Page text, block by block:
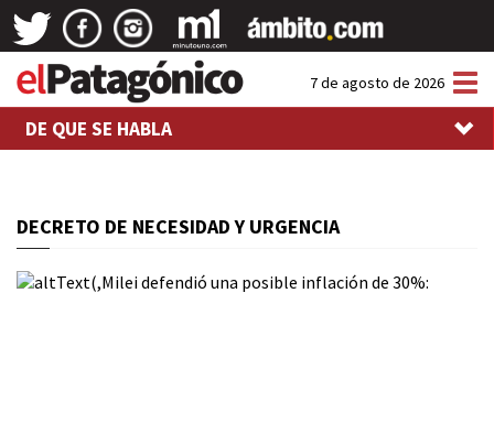
7 de agosto de 2026
DE QUE SE HABLA
DECRETO DE NECESIDAD Y URGENCIA